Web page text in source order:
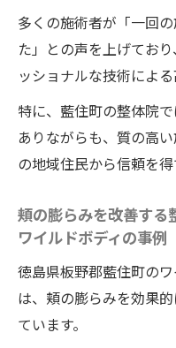
多くの施術者が「一回
た」との声を上げてお
ッショナルな技術によ
特に、藍住町の整体院
ありながらも、質の高
の地域住民から信頼を得
頬の膨らみを改善する
ワイルドボディの事例
徳島県板野郡藍住町の
は、頬の膨らみを効果
ています。